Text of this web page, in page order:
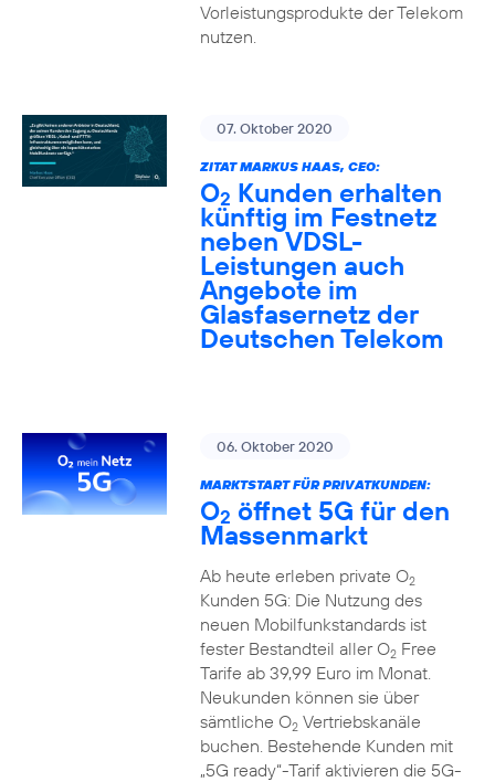
Vorleistungsprodukte der Telekom
nutzen.
07. Oktober 2020
ZITAT MARKUS HAAS, CEO:
O2 Kunden erhalten
künftig im Festnetz
neben VDSL-
Leistungen auch
Angebote im
Glasfasernetz der
Deutschen Telekom
06. Oktober 2020
MARKTSTART FÜR PRIVATKUNDEN:
O2 öffnet 5G für den
Massenmarkt
Ab heute erleben private O2
Kunden 5G: Die Nutzung des
neuen Mobilfunkstandards ist
fester Bestandteil aller O2Free
Tarife ab 39,99 Euro im Monat.
Neukunden können sie über
sämtliche O2Vertriebskanäle
buchen. Bestehende Kunden mit
„5G ready“-Tarif aktivieren die 5G-